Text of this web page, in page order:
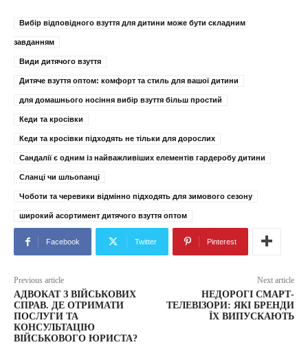
Вибір відповідного взуття для дитини може бути складним
завданням
Види дитячого взуття
Дитяче взуття оптом: комфорт та стиль для вашої дитини
для домашнього носіння вибір взуття більш простий
Кеди та кросівки
Кеди та кросівки підходять не тільки для дорослих
Сандалії є одним із найважливіших елементів гардеробу дитини
Сланці чи шльопанці
Чоботи та черевики відмінно підходять для зимового сезону
широкий асортимент дитячого взуття оптом
Facebook Twitter Pinterest
Previous article
АДВОКАТ З ВІЙСЬКОВИХ
СПРАВ. ДЕ ОТРИМАТИ
ПОСЛУГИ ТА
КОНСУЛЬТАЦІЮ
ВІЙСЬКОВОГО ЮРИСТА?
Next article
НЕДОРОГІ СМАРТ-
ТЕЛЕВІЗОРИ: ЯКІ БРЕНДИ
ЇХ ВИПУСКАЮТЬ